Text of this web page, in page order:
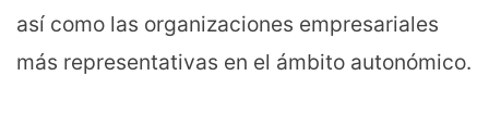
así como las organizaciones empresariales
más representativas en el ámbito autonómico.